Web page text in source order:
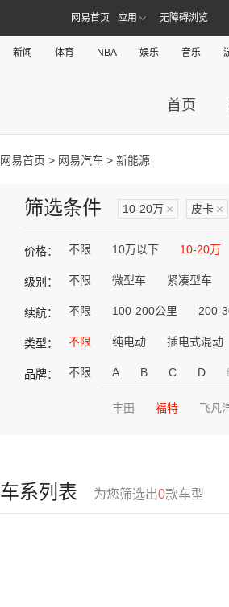
网易首页 应用 无障碍浏览
新闻 体育 NBA 娱乐 音乐
首页
网易首页 > 网易汽车 > 新能源
筛选条件 10-20万 × 皮卡 ×
价格： 不限 10万以下 10-20万
级别： 不限 微型车 紧凑型车
续航： 不限 100-200公里 200-
类型： 不限 纯电动 插电式混动
品牌： 不限 A B C D
丰田 福特 飞凡
车系列表 为您筛选出0款车型